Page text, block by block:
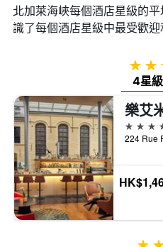
北加萊海峽​每個酒店星級的
識了每個酒店星級中最受歡迎
4星
5星級